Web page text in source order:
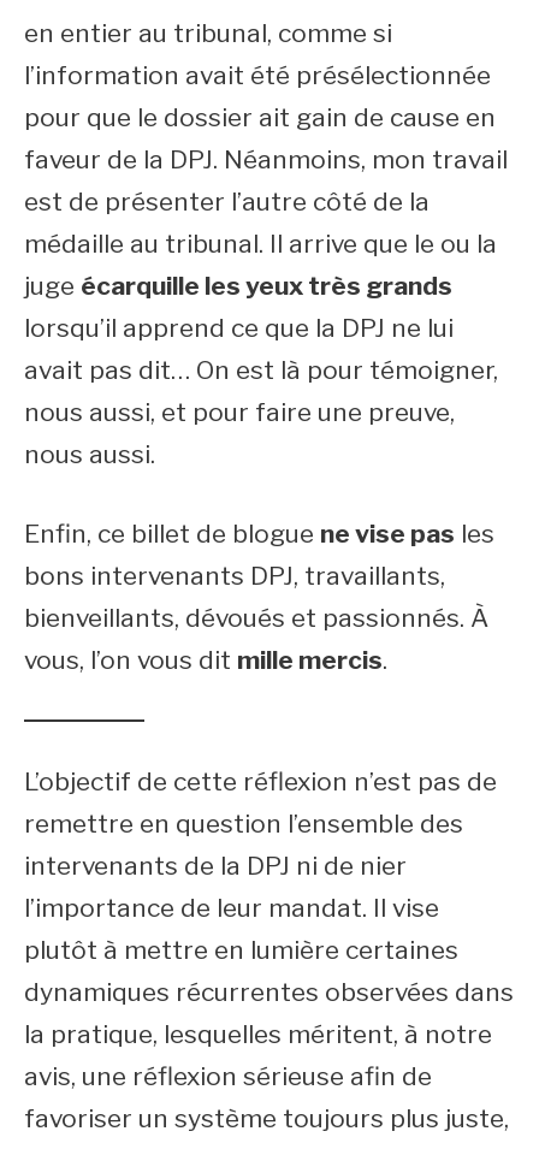
en entier au tribunal, comme si
l’information avait été présélectionnée
pour que le dossier ait gain de cause en
faveur de la DPJ. Néanmoins, mon travail
est de présenter l’autre côté de la
médaille au tribunal. Il arrive que le ou la
juge écarquille les yeux très grands
lorsqu’il apprend ce que la DPJ ne lui
avait pas dit… On est là pour témoigner,
nous aussi, et pour faire une preuve,
nous aussi.
Enfin, ce billet de blogue ne vise pas les
bons intervenants DPJ, travaillants,
bienveillants, dévoués et passionnés. À
vous, l’on vous dit mille mercis.
L’objectif de cette réflexion n’est pas de
remettre en question l’ensemble des
intervenants de la DPJ ni de nier
l’importance de leur mandat. Il vise
plutôt à mettre en lumière certaines
dynamiques récurrentes observées dans
la pratique, lesquelles méritent, à notre
avis, une réflexion sérieuse afin de
favoriser un système toujours plus juste,